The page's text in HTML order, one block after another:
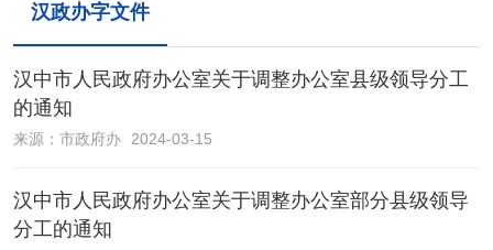
汉政办字文件
汉中市人民政府办公室关于调整办公室县级领导分工
的通知
来源： 市政府办 2024-03-15
汉中市人民政府办公室关于调整办公室部分县级领导
分工的通知